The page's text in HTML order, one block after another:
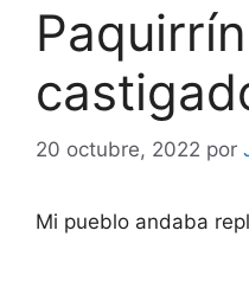
20 octubre, 2022 por
Mi pueblo andaba